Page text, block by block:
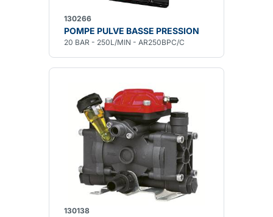
130266
POMPE PULVE BASSE PRESSION
20 BAR - 250L/MIN - AR250BPC/C
130138